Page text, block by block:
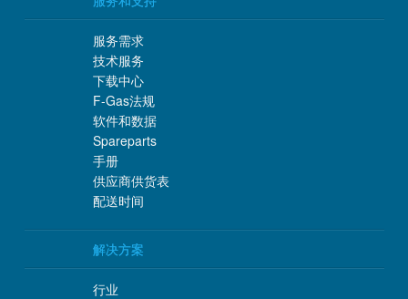
服务需求
技术服务
下载中心
F-Gas法规
软件和数据
Spareparts
手册
供应商供货表
配送时间
解决方案
行业